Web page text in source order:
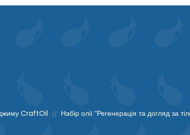
CraftOil // Набір олії “Регенерація та догляд за